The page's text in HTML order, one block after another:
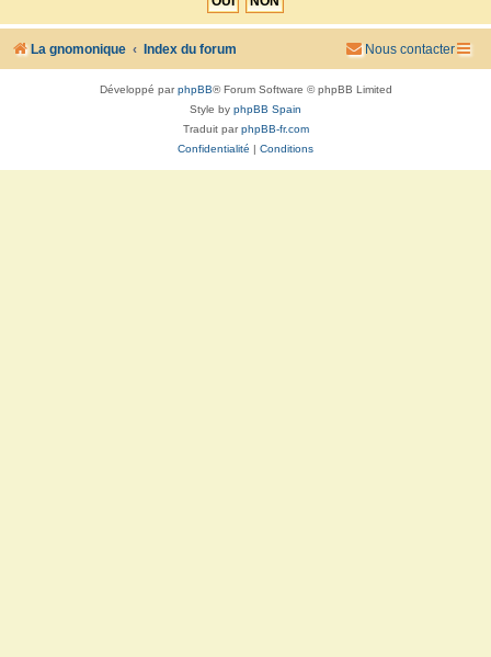
h
La gnomonique Index du forum Nous contacter
Développé parphpBB® Forum Software © phpBB Limited
Style by phpBB Spain
Traduit parphpBB-fr.com
Confidentialité | Conditions